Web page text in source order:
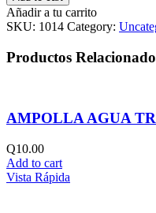
CAJA
quantity
Añadir a tu carrito
SKU: 1014 Category:
Productos
AMPOLLA AGUA
Q10.00
Add to cart
Vista Rápida